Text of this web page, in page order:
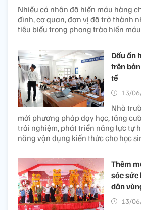
Nhiều cá nhân đã hiến máu hàng
đình, cơ quan, đơn vị đã trở thành
tiêu biểu trong phong trào hiến
Dấu ấn
trên
tế
13/
Nhà
mới phương pháp dạy học, tăng
trải nghiệm, phát triển năng lực tự
năng vận dụng kiến thức cho học
Thêm
sóc sức
dân
13/